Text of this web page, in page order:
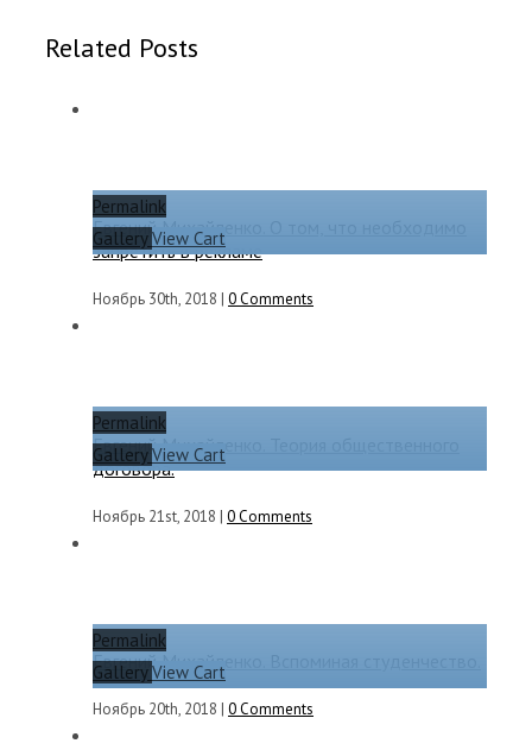
Related Posts
Permalink
GalleryView Cart
Евгений Михайленко. О том, что необходимо
запретить в рекламе
Ноябрь 30th, 2018 | 0 Comments
Permalink
GalleryView Cart
Евгений Михайленко. Теория общественного
договора.
Ноябрь 21st, 2018 | 0 Comments
Permalink
GalleryView Cart
Евгений Михайленко. Вспоминая студенчество.
Ноябрь 20th, 2018 | 0 Comments